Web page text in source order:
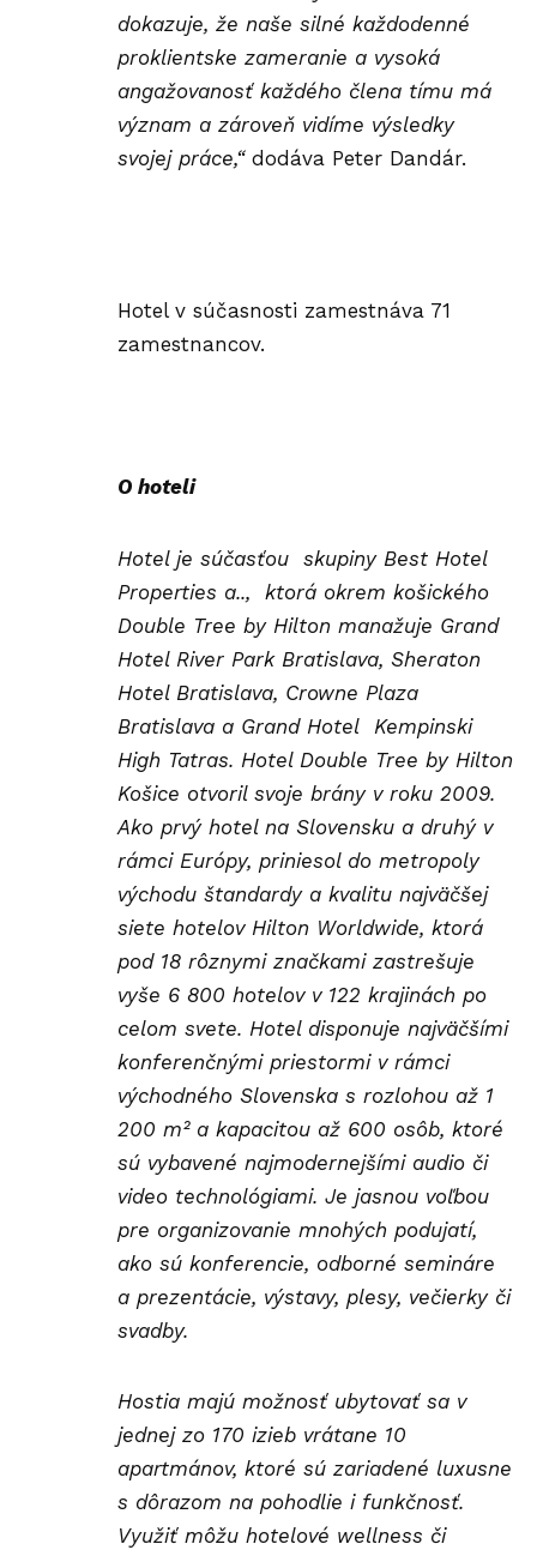
dokazuje, že naše silné každodenné
proklientske zameranie a vysoká
angažovanosť každého člena tímu má
význam a zároveň vidíme výsledky
svojej práce,“dodáva Peter Dandár.
Hotel v súčasnosti zamestnáva 71
zamestnancov.
O hoteli
Hotel je súčasťou skupiny Best Hotel
Properties a.., ktorá okrem košického
Double Tree by Hilton manažuje Grand
Hotel River Park Bratislava, Sheraton
Hotel Bratislava, Crowne Plaza
Bratislava a Grand Hotel Kempinski
High Tatras. Hotel Double Tree by Hilton
Košice otvoril svoje brány v roku 2009.
Ako prvý hotel na Slovensku a druhý v
rámci Európy, priniesol do metropoly
východu štandardy a kvalitu najväčšej
siete hotelov Hilton Worldwide, ktorá
pod 18 rôznymi značkami zastrešuje
vyše 6 800 hotelov v 122 krajinách po
celom svete. Hotel disponuje najväčšími
konferenčnými priestormi v rámci
východného Slovenska s rozlohou až 1
200 m² a kapacitou až 600 osôb, ktoré
sú vybavené najmodernejšími audio či
video technológiami. Je jasnou voľbou
pre organizovanie mnohých podujatí,
ako sú konferencie, odborné semináre
a prezentácie, výstavy, plesy, večierky či
svadby.
Hostia majú možnosť ubytovať sa v
jednej zo 170 izieb vrátane 10
apartmánov, ktoré sú zariadené luxusne
s dôrazom na pohodlie i funkčnosť.
Využiť môžu hotelové wellness či